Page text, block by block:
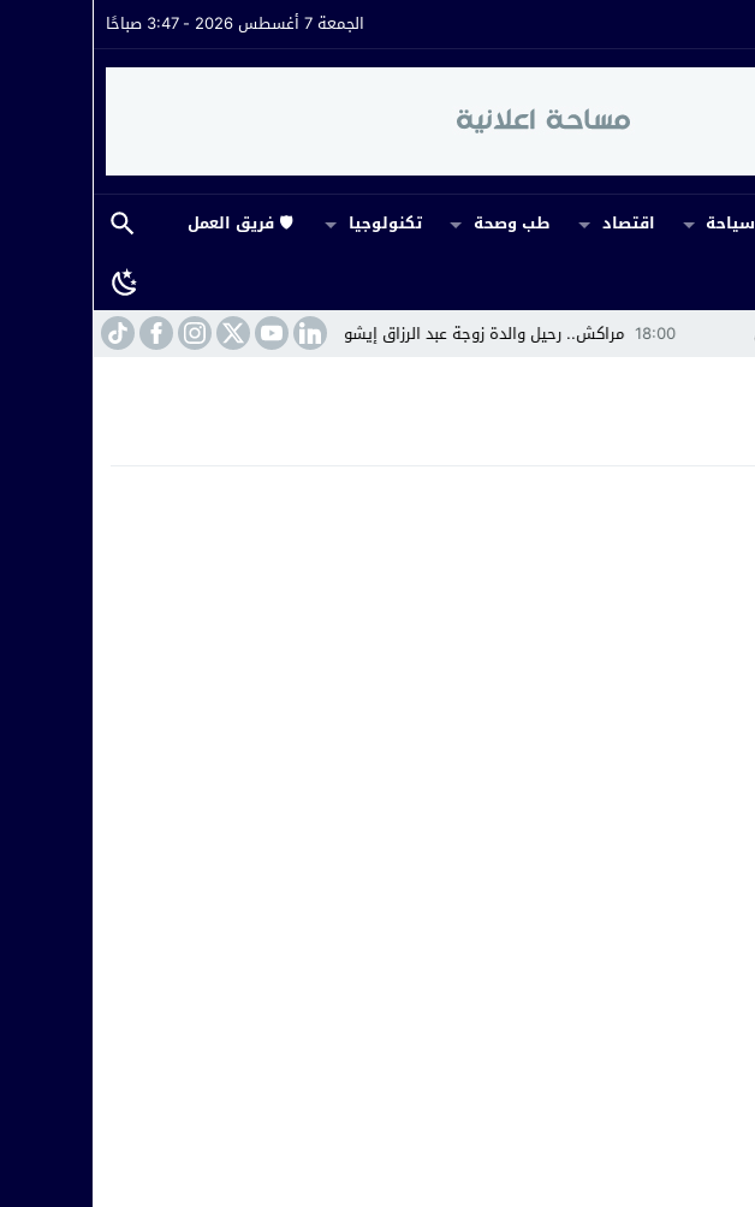
الجمعة 7 أغسطس 2026 - 3:47 صباحًا
سياحة اقتصاد طب وصحة تكنولوجيا 🛡️ فريق العمل
مراكش.. رحيل والدة زوجة عبد الرزاق إيشو يخيم بالحزن على أسرة جمعية الوفاء 14:43